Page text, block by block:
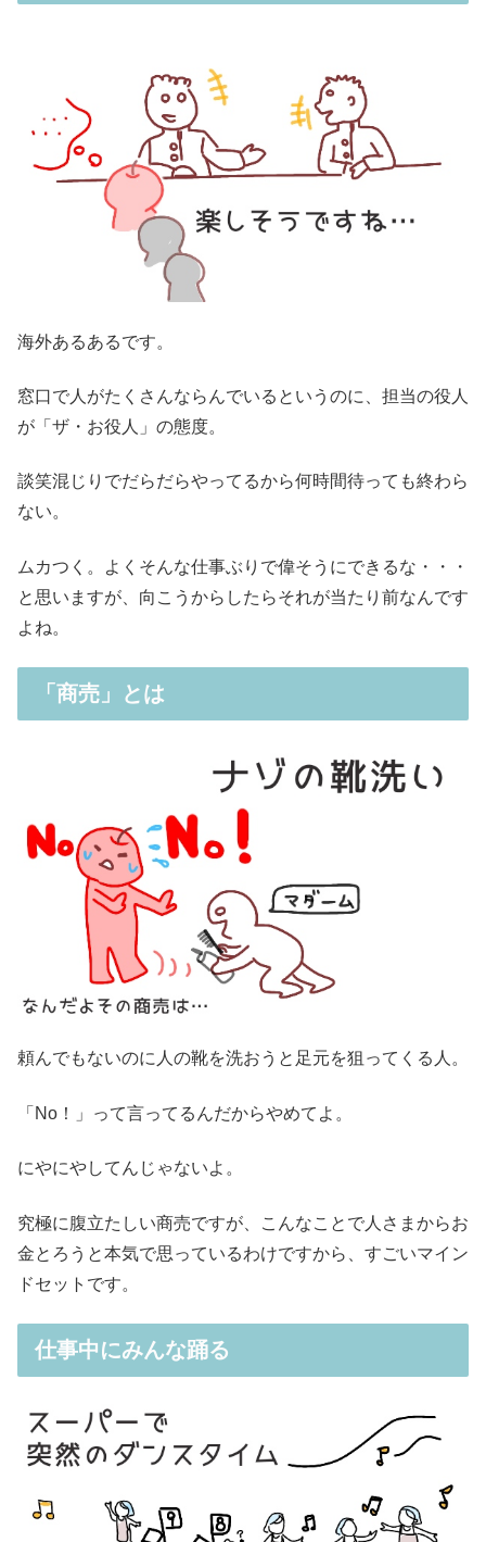
海外あるあるです。
窓口で人がたくさんならんでいるというのに、担当の役人
が「ザ・お役人」の態度。
談笑混じりでだらだらやってるから何時間待っても終わら
ない。
ムカつく。よくそんな仕事ぶりで偉そうにできるな・・・
と思いますが、向こうからしたらそれが当たり前なんです
よね。
「商売」とは
頼んでもないのに人の靴を洗おうと足元を狙ってくる人。
「No！」って言ってるんだからやめてよ。
にやにやしてんじゃないよ。
究極に腹立たしい商売ですが、こんなことで人さまからお
金とろうと本気で思っているわけですから、すごいマイン
ドセットです。
仕事中にみんな踊る